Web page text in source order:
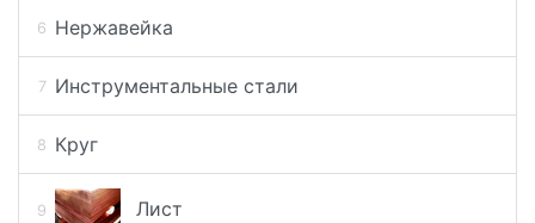
Нержавейка
Инструментальные стали
Круг
Лист